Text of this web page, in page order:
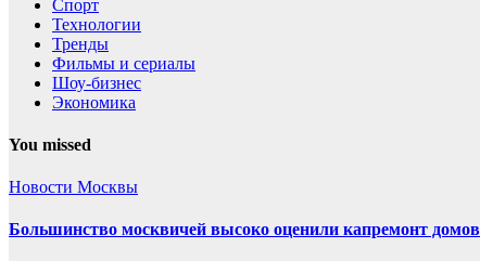
Спорт
Технологии
Тренды
Фильмы и сериалы
Шоу-бизнес
Экономика
You missed
Новости Москвы
Большинство москвичей высоко оценили капремонт домов